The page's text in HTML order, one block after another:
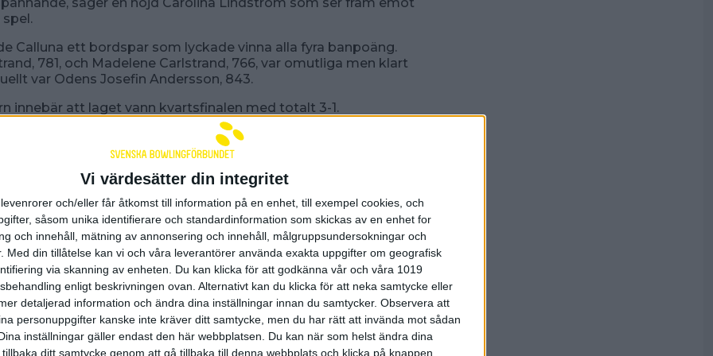
Vi värdesätter din integritet
och/eller får åtkomst till information på en enhet, till exempel cookies, och
såsom unika identifierare och standardinformation som skickas av en enhet for
och innehåll, mätning av annonsering och innehåll, målgruppsundersokningar och
Med din tillåtelse kan vi och våra leverantörer använda exakta uppgifter om geografisk
via skanning av enheten. Du kan klicka för att godkänna vår och våra 1019
enligt beskrivningen ovan. Alternativt kan du klicka för att neka samtycke eller
detaljerad information och ändra dina inställningar innan du samtycker. Observera att
personuppgifter kanske inte kräver ditt samtycke, men du har rätt att invända mot sådan
inställningar gäller endast den här webbplatsen. Du kan när som helst ändra dina
ditt samtycke genom att gå tillbaka till denna webbplats och klicka på knappen
Calluna ett bordspar som lyckade vinna alla fyra banpoäng.
781, och Madelene Carlstrand, 766, var omutliga men klart
var Odens Josefin Andersson, 843.
innebär att laget vann kvartsfinalen med totalt 3-1.
ställs nu i semifinalen nästa helg mot förstaseedade BK
krigar för att behålla sin plats i den högsta ligan.
kvartsfinal BK Loet från Luleå. Den klara serietvåan i
vann mötet i Skellefteå med 4-0 efter att ha tagit två klara
vana vid kval och gjorde det riktigt bra. Idag känner jag igen oss,
Stefan Borgström, spelande coach i Flash.
slutade 16-4 i Flash favör och den andra avslutades redan
serier då Härnösandslaget gått ifrån till en ointaglig ledning
var Flash Björn Wedin matchbäst individuellt med 893 och